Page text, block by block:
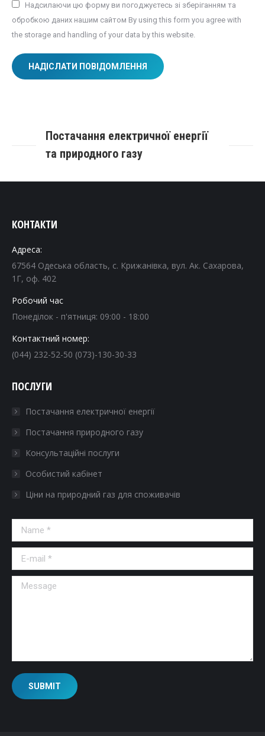
Надсилаючи цю форму ви погоджуєтесь зі зберіганням та
обробкою даних нашим сайтом By using this form you agree with
the storage and handling of your data by this website.
НАДІСЛАТИ ПОВІДОМЛЕННЯ
Постачання електричної енергії
та природного газу
КОНТАКТИ
Адреса:
67564 Одеська область, с. Крижанівка, вул. Ак. Сахарова,
1Г, оф. 402
Робочий час
Понеділок - п'ятниця: 09:00 - 18:00
Контактний номер:
(044) 232-52-50 (073)-130-30-33
ПОСЛУГИ
Постачання електричної енергії
Постачання природного газу
Консультаційні послуги
Особистий кабінет
Ціни на природний газ для споживачів
Name *
E-mail *
Message
SUBMIT